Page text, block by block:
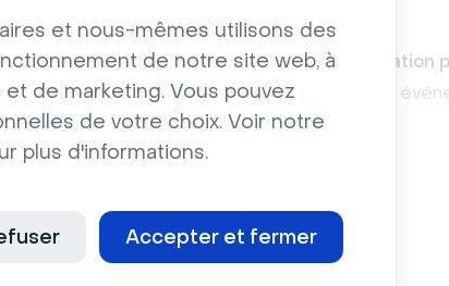
et nous-mêmes utilisons des
de notre site web, à
de marketing. Vous pouvez
de votre choix. Voir notre
plus d'informations.
Accepter et fermer
«Activer automatiquement cette intégration
vous souhaitez qu’elle soit appliquée à chaque